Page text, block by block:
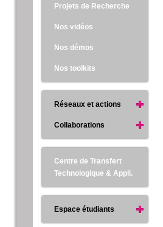
Projets de Recherche
Nos vidéos
Nos démos
Nos toolkits
Réseaux et actions
Collaborations
Centre de Transfert
Technologique & Appli.
Espace étudiants